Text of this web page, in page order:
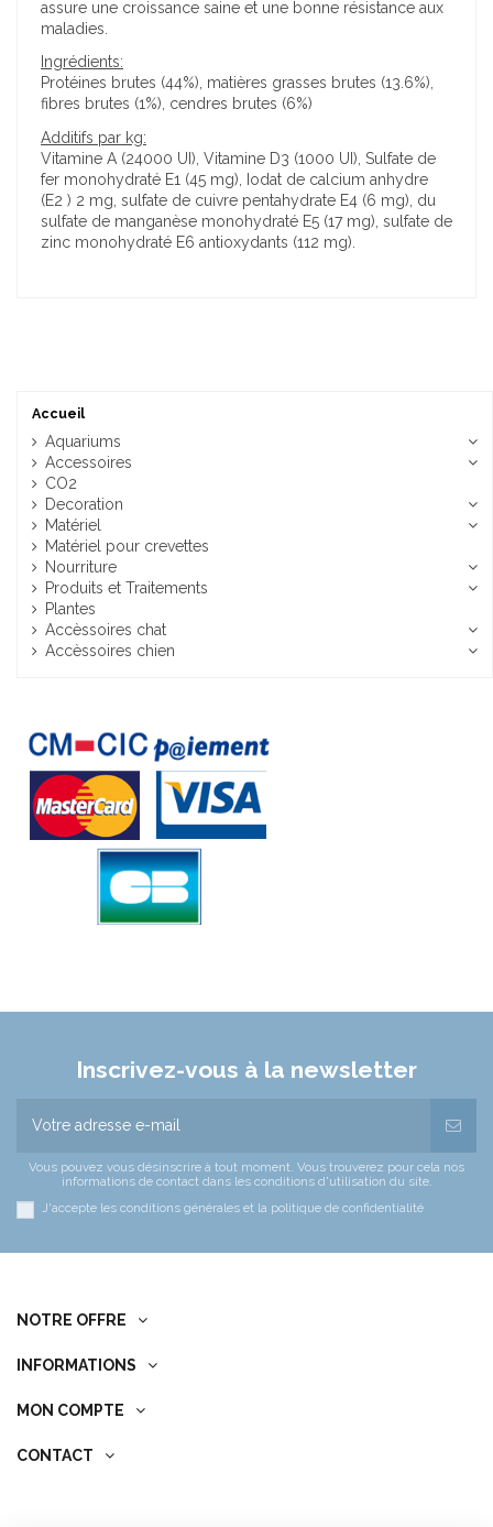
assure une croissance saine et une bonne résistance aux
maladies.
Ingrédients:
Protéines brutes (44%), matières grasses brutes (13.6%),
fibres brutes (1%), cendres brutes (6%)
Additifs par kg:
Vitamine A (24000 UI), Vitamine D3 (1000 UI), Sulfate de
fer monohydraté E1 (45 mg), Iodat de calcium anhydre
(E2 ) 2 mg, sulfate de cuivre pentahydrate E4 (6 mg), du
sulfate de manganèse monohydraté E5 (17 mg), sulfate de
zinc monohydraté E6 antioxydants (112 mg).
Accueil
Aquariums
Accessoires
CO2
Decoration
Matériel
Matériel pour crevettes
Nourriture
Produits et Traitements
Plantes
Accèssoires chat
Accèssoires chien
Inscrivez-vous à la newsletter
Vous pouvez vous désinscrire à tout moment. Vous trouverez pour cela nos
informations de contact dans les conditions d'utilisation du site.
J'accepte les conditions générales et la politique de confidentialité
NOTRE OFFRE
INFORMATIONS
MON COMPTE
CONTACT